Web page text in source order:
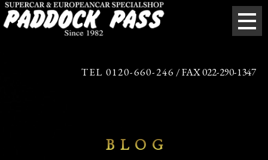
TEL 0120-660-246 / FAX 022-290-1347
BLOG